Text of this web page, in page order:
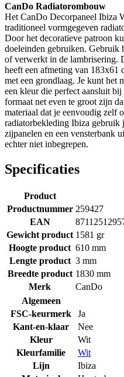
CanDo Radiatorombouw
Het CanDo Decorpaneel Ibiza
traditioneel vormgegeven
Door het decoratieve patroon
doeleinden gebruiken. Gebruik
of verwerkt in de lambrisering.
heeft een afmeting van 183x61
met een grondlaag. Je kunt het
een kleur die perfect aansluit
formaat net even te groot zijn
materiaal dat je eenvoudig zelf
radiatorbekleding Ibiza gebruik
zijpanelen en een vensterbank
echter niet inbegrepen.
Specificaties
Product
Productnummer 259427
EAN
Gewicht product 1581 gr
Hoogte product 610 mm
Lengte product 3 mm
Breedte product 1830 mm
Merk
CanDo
Algemeen
FSC-keurmerk
Ja
Kant-en-klaar
Nee
Kleur
Wit
Kleurfamilie
Wit
Lijn
Ibiza